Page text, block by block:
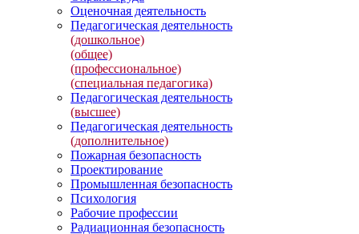
Оценочная деятельность
Педагогическая деятельность
(дошкольное)
(общее)
(профессиональное)
(специальная педагогика)
Педагогическая деятельность
(высшее)
Педагогическая деятельность
(дополнительное)
Пожарная безопасность
Проектирование
Промышленная безопасность
Психология
Рабочие профессии
Радиационная безопасность